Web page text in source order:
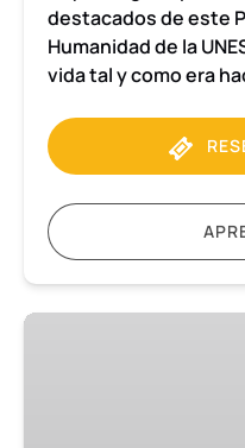
destacados de este
Humanidad de la
vida tal y como era
Excursión